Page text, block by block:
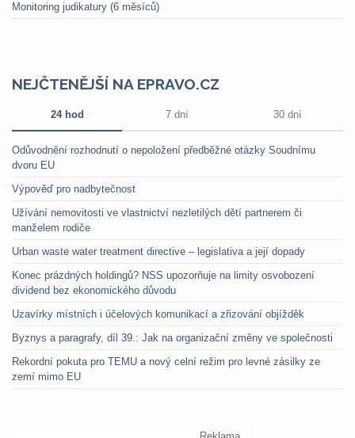
Monitoring judikatury (6 měsíců)
NEJČTENĚJŠÍ NA EPRAVO.CZ
24 hod 7 dní 30 dní
Odůvodnění rozhodnutí o nepoložení předběžné otázky Soudnímu
dvoru EU
Výpověď pro nadbytečnost
Užívání nemovitosti ve vlastnictví nezletilých dětí partnerem či
manželem rodiče
Urban waste water treatment directive – legislativa a její dopady
Konec prázdných holdingů? NSS upozorňuje na limity osvobození
dividend bez ekonomického důvodu
Uzavírky místních i účelových komunikací a zřizování objížděk
Byznys a paragrafy, díl 39.: Jak na organizační změny ve společnosti
Rekordní pokuta pro TEMU a nový celní režim pro levné zásilky ze
zemí mimo EU